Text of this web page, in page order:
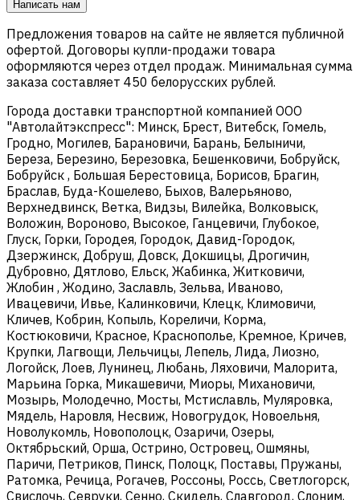
Написать нам
Предложения товаров на сайте не является публичной
офертой. Договоры купли-продажи товара
оформляются через отдел продаж. Минимальная сумма
заказа составляет 450 белорусских рублей.
Города доставки транспортной компанией ООО
"Автолайтэкспресс": Минск, Брест, Витебск, Гомель,
Гродно, Могилев, Барановичи, Барань, Белыничи,
Береза, Березино, Березовка, Бешенковичи, Бобруйск,
Бобруйск , Большая Берестовица, Борисов, Брагин,
Браслав, Буда-Кошелево, Быхов, Валерьяново,
Верхнедвинск, Ветка, Видзы, Вилейка, Волковыск,
Воложин, Вороново, Высокое, Ганцевичи, Глубокое,
Глуск, Горки, Городея, Городок, Давид-Городок,
Дзержинск, Добруш, Довск, Докшицы, Дрогичин,
Дубровно, Дятлово, Ельск, Жабинка, Житковичи,
Жлобин , Жодино, Заславль, Зельва, Иваново,
Ивацевичи, Ивье, Калинковичи, Клецк, Климовичи,
Кличев, Кобрин, Копыль, Кореличи, Корма,
Костюковичи, Красное, Краснополье, Кремное, Кричев,
Крупки, Лагвощи, Лельчицы, Лепель, Лида, Лиозно,
Логойск, Лоев, Лунинец, Любань, Ляховичи, Малорита,
Марьина Горка, Микашевичи, Миоры, Михановичи,
Мозырь, Молодечно, Мосты, Мстиславль, Муляровка,
Мядель, Наровля, Несвиж, Новогрудок, Новоельня,
Новолукомль, Новополоцк, Озаричи, Озеры,
Октябрьский, Орша, Острино, Островец, Ошмяны,
Паричи, Петриков, Пинск, Полоцк, Поставы, Пружаны,
Ратомка, Речица, Рогачев, Россоны, Россь, Светлогорск,
Свислочь, Севруки, Сенно, Скидель, Славгород, Слоним,